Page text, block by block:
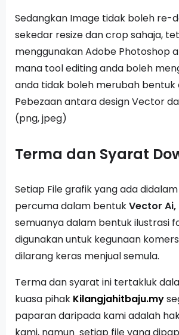
Sedangkan Image tidak boleh re-
sekedar resize dan crop sahaja,
menggunakan Adobe Photoshop
mana tool editing anda boleh
anda tidak boleh merubah bentuk
Pebezaan antara design Vector
(png, jpeg)
Terma dan Syarat
Setiap File grafik yang ada
percuma dalam bentukVector Ai,
semuanya dalam bentuk ilustrasi
digunakan untuk kegunaan
dilarang keras menjual semula.
Terma dan syarat ini tertakluk
kuasa pihak Kilangjahitbaju.my
paparan daripada kami adalah